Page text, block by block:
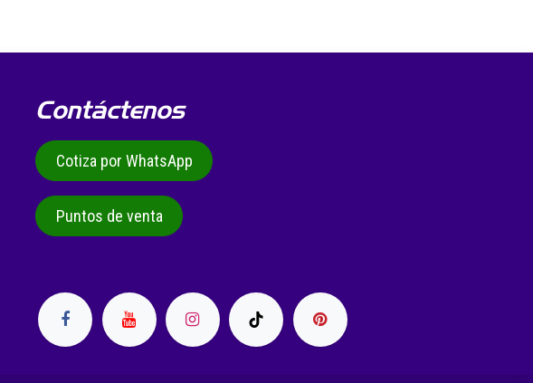
Contáctenos
Cotiza por WhatsApp
Puntos de venta